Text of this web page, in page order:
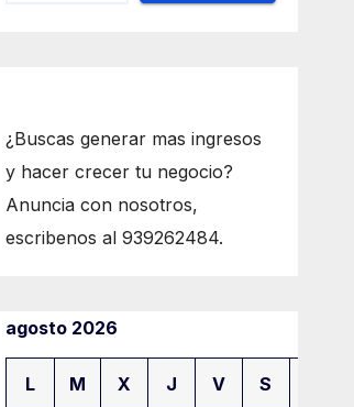
¿Buscas generar mas ingresos
y hacer crecer tu negocio?
Anuncia con nosotros,
escribenos al 939262484.
agosto 2026
L M X J V S